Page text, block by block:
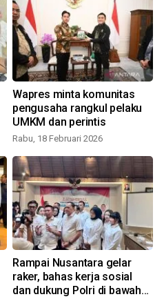
Wapres minta komunitas
pengusaha rangkul pelaku
UMKM dan perintis
Rabu, 18 Februari 2026
Rampai Nusantara gelar
raker, bahas kerja sosial
dan dukung Polri di bawah